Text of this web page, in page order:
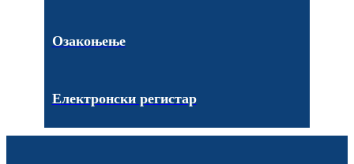
Озакоњење
Електронски регистар